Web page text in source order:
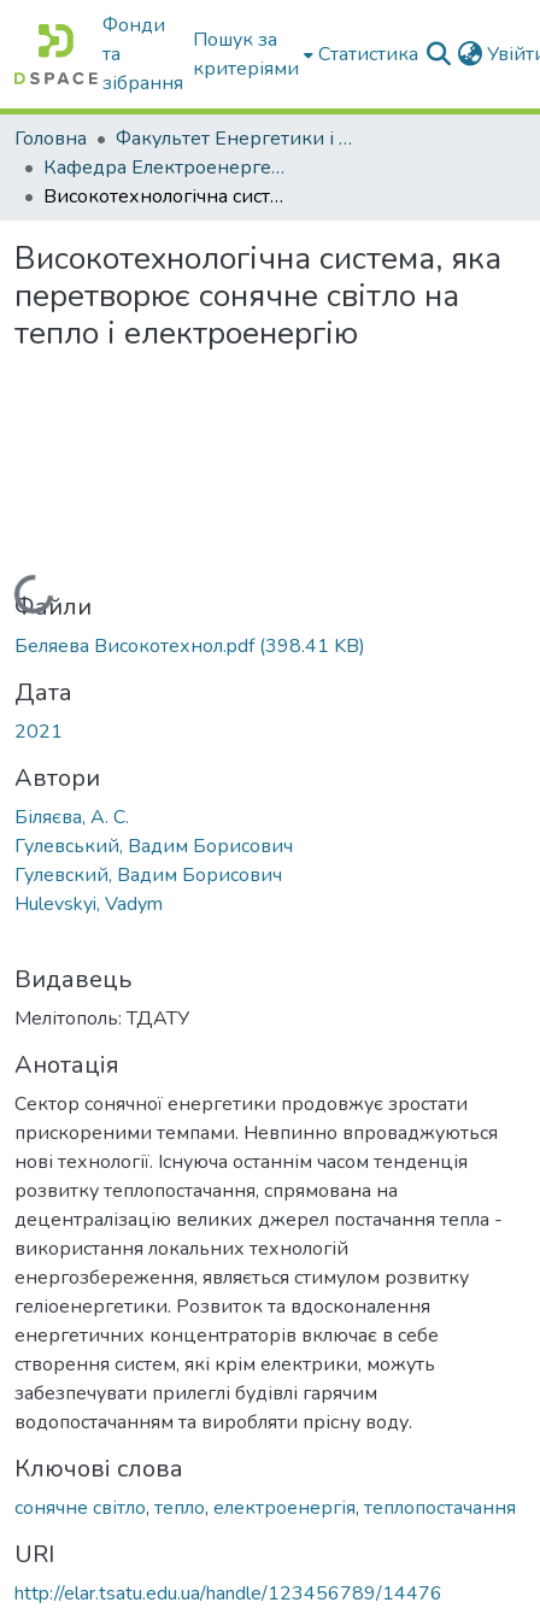
Фонди
та
зібрання
Пошук за
критеріями
Статистика
Головна
Факультет Енергетики і комп'ютерних технологій
Кафедра Електроенергетики і електротехнологій
Високотехнологічна система, яка перетворює сонячне світло на тепло і електроенергію
Високотехнологічна система, яка
перетворює сонячне світло на
тепло і електроенергію
Вантажиться...
Файли
Беляева Високотехнол.pdf(398.41 KB)
Дата
2021
Автори
Біляєва, А. С.
Гулевський, Вадим Борисович
Гулевский, Вадим Борисович
Hulevskyi, Vadym
Видавець
Мелітополь: ТДАТУ
Анотація
Сектор сонячної енергетики продовжує зростати
прискореними темпами. Невпинно впроваджуються
нові технології. Існуюча останнім часом тенденція
розвитку теплопостачання, спрямована на
децентралізацію великих джерел постачання тепла -
використання локальних технологій
енергозбереження, являється стимулом розвитку
геліоенергетики. Розвиток та вдосконалення
енергетичних концентраторів включає в себе
створення систем, які крім електрики, можуть
забезпечувати прилеглі будівлі гарячим
водопостачанням та виробляти прісну воду.
Ключові слова
сонячне світло, тепло, електроенергія, теплопостачання
URI
http://elar.tsatu.edu.ua/handle/123456789/14476